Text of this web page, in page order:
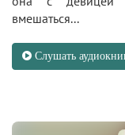
вмешаться...
Слушать